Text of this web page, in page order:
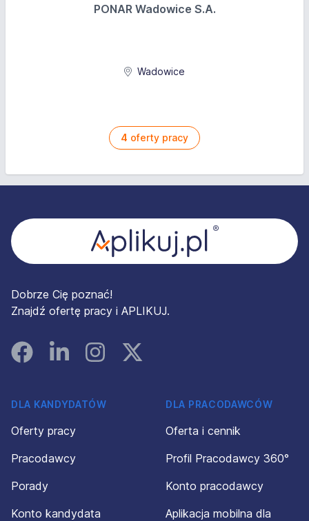
PONAR Wadowice S.A.
Wadowice
4 oferty pracy
Dobrze Cię poznać!
Znajdź ofertę pracy i APLIKUJ.
FacebookLinked InInstagramInstagram
DLA KANDYDATÓW
Oferty pracy
Pracodawcy
Porady
Konto kandydata
DLA PRACODAWCÓW
Oferta i cennik
Profil Pracodawcy 360°
Konto pracodawcy
Aplikacja mobilna dla